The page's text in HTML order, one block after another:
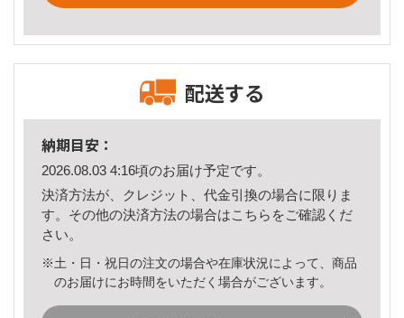
配送する
納期目安：
2026.08.03 4:16頃のお届け予定です。
決済方法が、クレジット、代金引換の場合に限りま
す。その他の決済方法の場合はこちら をご確認くだ
さい。
※土・日・祝日の注文の場合や在庫状況によって、商品
のお届けにお時間をいただく場合がございます。